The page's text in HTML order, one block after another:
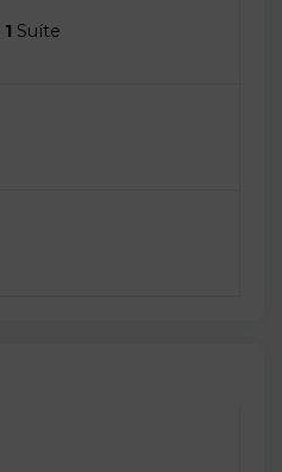
1 Suíte